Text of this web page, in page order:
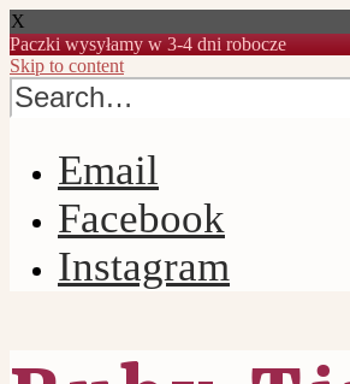
X
Paczki wysyłamy w 3-4 dni robocze
Skip to content
Email
Facebook
Instagram